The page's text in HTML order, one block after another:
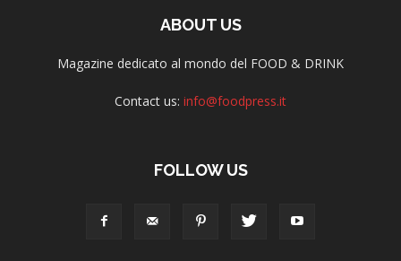
ABOUT US
Magazine dedicato al mondo del FOOD & DRINK
Contact us: info@foodpress.it
FOLLOW US